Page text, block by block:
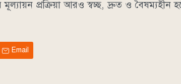
প্রক্রিয়া আরও স্বচ্ছ, দ্রুত ও বৈষম্যহীন
Email